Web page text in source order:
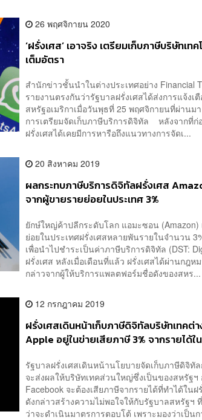
26 พฤศจิกายน 2020
‘ฝรั่งเศส’ เอาจริง เตรียมเก็บภาษีบริษัทเ
เต็มอัตรา
สำนักข่าวชั้นนำในต่างประเทศอย่าง Financial
รายงานตรงกันว่ารัฐบาลฝรั่งเศสได้ส่งการแจ้ง
สหรัฐอเมริกาเมื่อวันพุธที่ 25 พฤศจิกายนที่ผ่านม
การเตรียมจัดเก็บภาษีบริการดิจิทัล หลังจากที่
ฝรั่งเศสได้เคยมีการหารือถึงแนวทางการจัดเ...
20 สิงหาคม 2019
ผลกระทบภาษีบริการดิจิทัลฝรั่งเศส
จากผู้ขายรายย่อยในประเทศ 3%
ยักษ์ใหญ่ค้าปลีกระดับโลก แอมะซอน (Amazon)
ย่อยในประเทศฝรั่งเศสหลายพันรายในจำนวน
เพื่อนำไปชำระเป็นค่าภาษีบริการดิจิทัล (DST:
ฝรั่งเศส หลังเมื่อเดือนที่แล้ว ฝรั่งเศสได้ผ่านกฎห
กล่าวจากผู้ให้บริการแพลตฟอร์มชื่อดังของสหร...
12 กรกฎาคม 2019
ฝรั่งเศสเดินหน้าเก็บภาษีดิจิทัลบริษัทเทคต่
Apple อยู่ในข่ายเสียภาษี 3% จากรายได้ใ
รัฐบาลฝรั่งเศสเดินหน้านโยบายจัดเก็บภาษีดิจิทั
จะส่งผลให้บริษัทเทคส่วนใหญ่ซึ่งเป็นของสหรัฐฯ
Facebook จะต้องเสียภาษีจากรายได้ที่ทำได้ใน
ดังกล่าวสร้างความไม่พอใจให้กับรัฐบาลสหรัฐฯ
ว่าจะดำเนินมาตรการตอบโต้ เพราะมองว่าเป็นก